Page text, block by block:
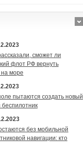
сможет ли
флот РФ вернуть
на море
пытаются создать новый
беспилотник
без мобильной
навигации: кто